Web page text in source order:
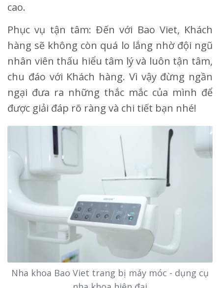
cao.
Phục vụ tận tâm: Đến với Bao Viet, Khách
hàng sẽ không còn quá lo lắng nhờ đội ngũ
nhân viên thấu hiểu tâm lý và luôn tận tâm,
chu đáo với Khách hàng. Vì vậy đừng ngần
ngại đưa ra những thắc mắc của mình để
được giải đáp rõ ràng và chi tiết bạn nhé!
Nha khoa Bao Viet trang bị máy móc - dụng cụ